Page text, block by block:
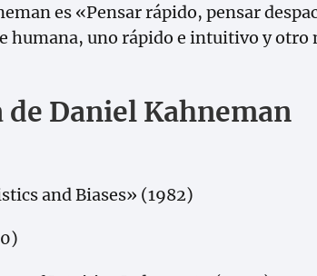
es «Pensar rápido, pensar
humana, uno rápido e intuitivo y
Daniel Kahneman
and Biases» (1982)